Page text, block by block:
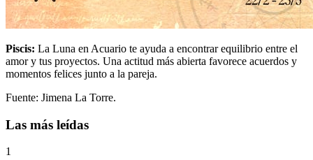
Piscis: La Luna en Acuario te ayuda a encontrar equilibrio entre el
amor y tus proyectos. Una actitud más abierta favorece acuerdos y
momentos felices junto a la pareja.
Fuente: Jimena La Torre.
Las más leídas
1